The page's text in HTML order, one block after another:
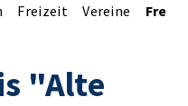
Freizeit Vereine
"Alte